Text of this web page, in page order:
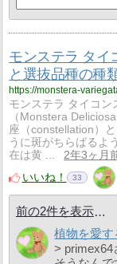
モンステラ タイ
と選抜品種の種
https://monstera-
モンステラ タイコン
（Monstera
座（constellation）
うに斑がちらばるよ
在は黄 ...
2年3ヶ月
いいね！
33
前の2件を表示
植物を愛
> primex64